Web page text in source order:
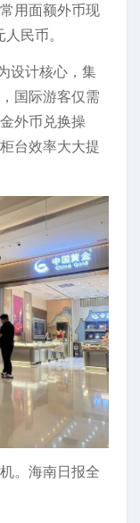
用面额外币现
民币。
设计核心，集
国际游客仅需
外币兑换操
台效率大大提
。海南日报全